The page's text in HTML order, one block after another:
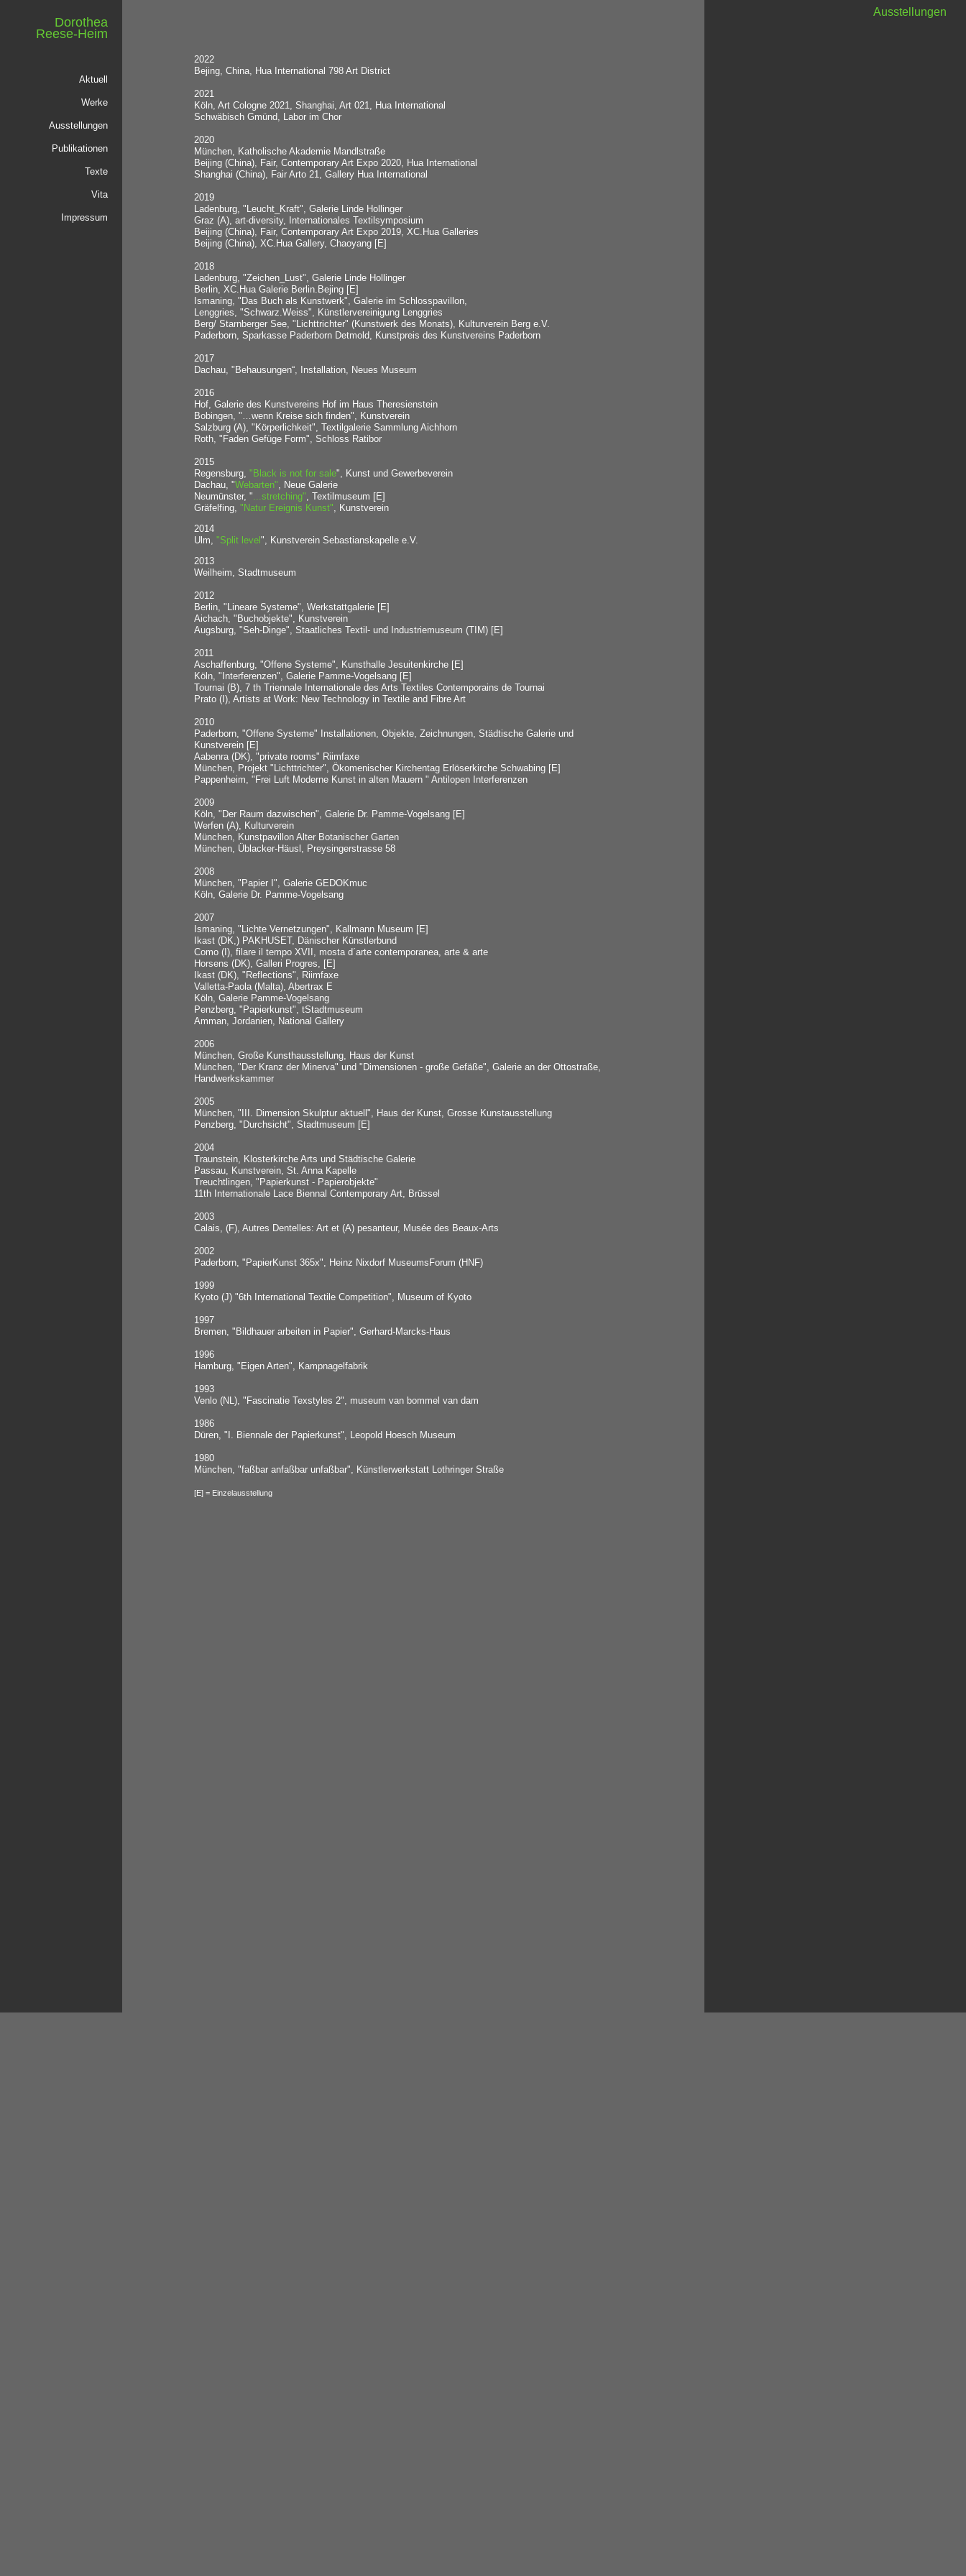
Dorothea
Reese-Heim
Aktuell
Werke
Ausstellungen
Publikationen
Texte
Vita
Impressum
Ausstellungen
2022
Bejing, China, Hua International 798 Art District
2021
Köln, Art Cologne 2021, Shanghai, Art 021, Hua International
Schwäbisch Gmünd, Labor im Chor
2020
München, Katholische Akademie Mandlstraße
Beijing (China), Fair, Contemporary Art Expo 2020, Hua International
Shanghai (China), Fair Arto 21, Gallery Hua International
2019
Ladenburg, "Leucht_Kraft", Galerie Linde Hollinger
Graz (A), art-diversity, Internationales Textilsymposium
Beijing (China), Fair, Contemporary Art Expo 2019, XC.Hua Galleries
Beijing (China), XC.Hua Gallery, Chaoyang [E]
2018
Ladenburg, "Zeichen_Lust", Galerie Linde Hollinger
Berlin, XC.Hua Galerie Berlin.Bejing [E]
Ismaning, "Das Buch als Kunstwerk", Galerie im Schlosspavillon,
Lenggries, "Schwarz.Weiss", Künstlervereinigung Lenggries
Berg/ Starnberger See, "Lichttrichter" (Kunstwerk des Monats), Kulturverein Berg e.V.
Paderborn, Sparkasse Paderborn Detmold, Kunstpreis des Kunstvereins Paderborn
2017
Dachau, "Behausungen“, Installation, Neues Museum
2016
Hof, Galerie des Kunstvereins Hof im Haus Theresienstein
Bobingen, "…wenn Kreise sich finden", Kunstverein
Salzburg (A), "Körperlichkeit", Textilgalerie Sammlung Aichhorn
Roth, "Faden Gefüge Form", Schloss Ratibor
2015
Regensburg, "Black is not for sale", Kunst und Gewerbeverein
Dachau, "Webarten", Neue Galerie
Neumünster, "...stretching", Textilmuseum [E]
Gräfelfing, "Natur Ereignis Kunst", Kunstverein
2014
Ulm, "Split level ", Kunstverein Sebastianskapelle e.V.
2013
Weilheim, Stadtmuseum
2012
Berlin, "Lineare Systeme", Werkstattgalerie [E]
Aichach, "Buchobjekte", Kunstverein
Augsburg, "Seh-Dinge", Staatliches Textil- und Industriemuseum (TIM) [E]
2011
Aschaffenburg, "Offene Systeme", Kunsthalle Jesuitenkirche [E]
Köln, "Interferenzen", Galerie Pamme-Vogelsang [E]
Tournai (B), 7 th Triennale Internationale des Arts Textiles Contemporains de Tournai
Prato (I), Artists at Work: New Technology in Textile and Fibre Art
2010
Paderborn, "Offene Systeme" Installationen, Objekte, Zeichnungen, Städtische Galerie und
Kunstverein [E]
Aabenra (DK), "private rooms" Riimfaxe
München, Projekt "Lichttrichter", Ökomenischer Kirchentag Erlöserkirche Schwabing [E]
Pappenheim, "Frei Luft Moderne Kunst in alten Mauern " Antilopen Interferenzen
2009
Köln, "Der Raum dazwischen", Galerie Dr. Pamme-Vogelsang [E]
Werfen (A), Kulturverein
München, Kunstpavillon Alter Botanischer Garten
München, Üblacker-Häusl, Preysingerstrasse 58
2008
München, "Papier I", Galerie GEDOKmuc
Köln, Galerie Dr. Pamme-Vogelsang
2007
Ismaning, "Lichte Vernetzungen", Kallmann Museum [E]
Ikast (DK,) PAKHUSET, Dänischer Künstlerbund
Como (I), filare il tempo XVII, mosta d´arte contemporanea, arte & arte
Horsens (DK), Galleri Progres, [E]
Ikast (DK), "Reflections", Riimfaxe
Valletta-Paola (Malta), Abertrax E
Köln, Galerie Pamme-Vogelsang
Penzberg, "Papierkunst", tStadtmuseum
Amman, Jordanien, National Gallery
2006
München, Große Kunsthausstellung, Haus der Kunst
München, "Der Kranz der Minerva" und "Dimensionen - große Gefäße", Galerie an der Ottostraße,
Handwerkskammer
2005
München, "III. Dimension Skulptur aktuell", Haus der Kunst, Grosse Kunstausstellung
Penzberg, "Durchsicht", Stadtmuseum [E]
2004
Traunstein, Klosterkirche Arts und Städtische Galerie
Passau, Kunstverein, St. Anna Kapelle
Treuchtlingen, "Papierkunst - Papierobjekte"
11th Internationale Lace Biennal Contemporary Art, Brüssel
2003
Calais, (F), Autres Dentelles: Art et (A) pesanteur, Musée des Beaux-Arts
2002
Paderborn, "PapierKunst 365x", Heinz Nixdorf MuseumsForum (HNF)
1999
Kyoto (J) "6th International Textile Competition", Museum of Kyoto
1997
Bremen, "Bildhauer arbeiten in Papier", Gerhard-Marcks-Haus
1996
Hamburg, "Eigen Arten", Kampnagelfabrik
1993
Venlo (NL), "Fascinatie Texstyles 2", museum van bommel van dam
1986
Düren, "I. Biennale der Papierkunst", Leopold Hoesch Museum
1980
München, "faßbar anfaßbar unfaßbar", Künstlerwerkstatt Lothringer Straße
[E] = Einzelausstellung